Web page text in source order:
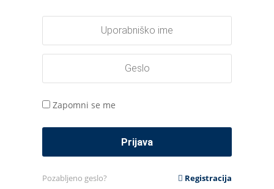
Zapomni se me
Pozabljeno geslo? Registracija